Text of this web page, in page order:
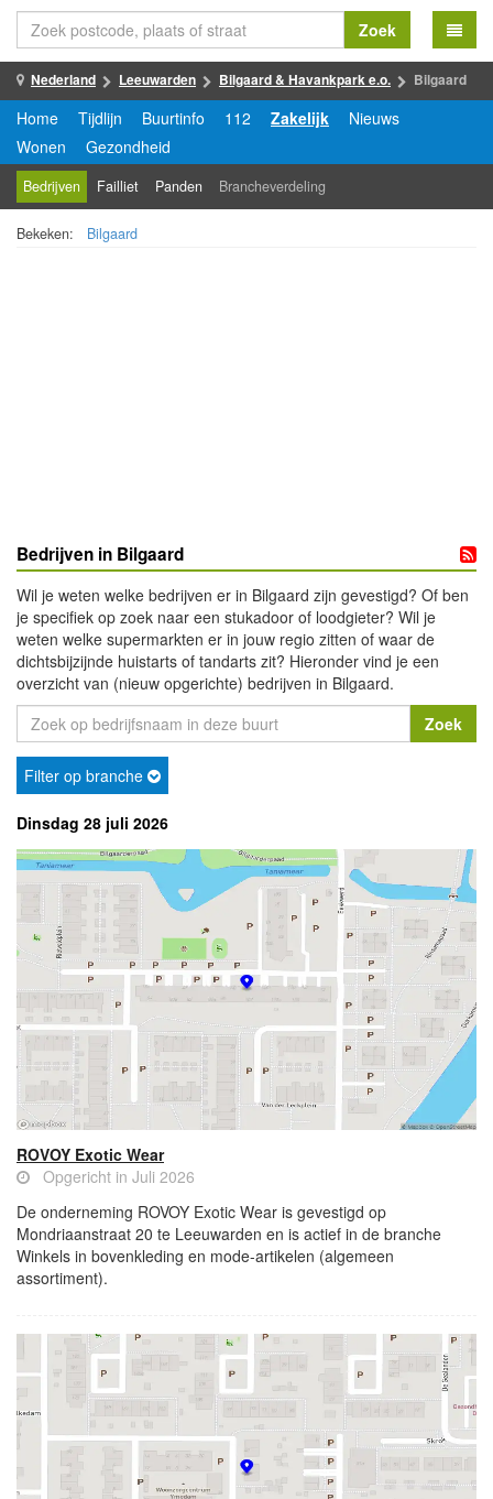
Zoek
Nederland Leeuwarden Bilgaard & Havankpark e.o. Bilgaard
Home Tijdlijn Buurtinfo 112 Zakelijk
Nieuws
Wonen
Gezondheid
Bedrijven Failliet Panden Brancheverdeling
Bekeken: Bilgaard
Bedrijven in Bilgaard
Wil je weten welke bedrijven er in Bilgaard zijn gevestigd? Of ben
je specifiek op zoek naar een stukadoor of loodgieter? Wil je
weten welke supermarkten er in jouw regio zitten of waar de
dichtsbijzijnde huistarts of tandarts zit? Hieronder vind je een
overzicht van (nieuw opgerichte) bedrijven in Bilgaard.
Filter op branche
Dinsdag 28 juli 2026
ROVOY Exotic Wear
Opgericht in Juli 2026
De onderneming ROVOY Exotic Wear is gevestigd op
Mondriaanstraat 20 te Leeuwarden en is actief in de branche
Winkels in bovenkleding en mode-artikelen (algemeen
assortiment).